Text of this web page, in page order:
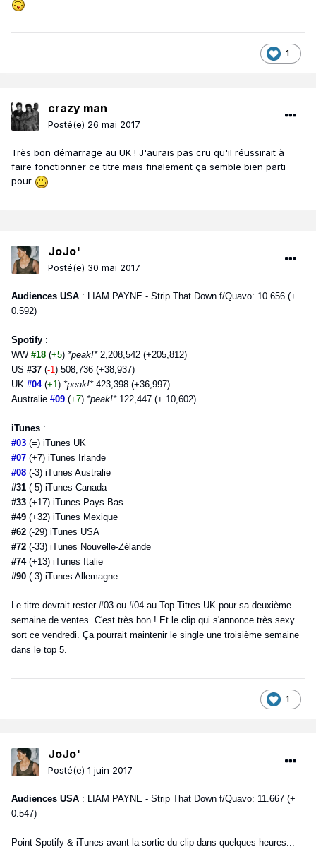
1
crazy man
Posté(e) 26 mai 2017
Très bon démarrage au UK ! J'aurais pas cru qu'il réussirait à
faire fonctionner ce titre mais finalement ça semble bien parti
pour
JoJo'
Posté(e) 30 mai 2017
Audiences USA : LIAM PAYNE - Strip That Down f/Quavo: 10.656 (+
0.592)
Spotify :
WW #18 (+5) *peak!*2,208,542 (+205,812)
US #37 (-1) 508,736 (+38,937)
UK #04(+1) *peak!*423,398 (+36,997)
Australie #09 (+7) *peak!*122,447 (+ 10,602)
iTunes :
#03 (=) iTunes UK
#07 (+7) iTunes Irlande
#08 (-3) iTunes Australie
#31 (-5) iTunes Canada
#33 (+17) iTunes Pays-Bas
#49 (+32) iTunes Mexique
#62 (-29) iTunes USA
#72 (-33) iTunes Nouvelle-Zélande
#74(+13) iTunes Italie
#90 (-3) iTunes Allemagne
Le titre devrait rester #03 ou #04 au Top Titres UK pour sa deuxième
semaine de ventes. C'est très bon ! Et le clip qui s'annonce très sexy
sort ce vendredi. Ça pourrait maintenir le single une troisième semaine
dans le top 5.
1
JoJo'
Posté(e) 1 juin 2017
Audiences USA : LIAM PAYNE - Strip That Down f/Quavo: 11.667 (+
0.547)
Point Spotify & iTunes avant la sortie du clip dans quelques heures...